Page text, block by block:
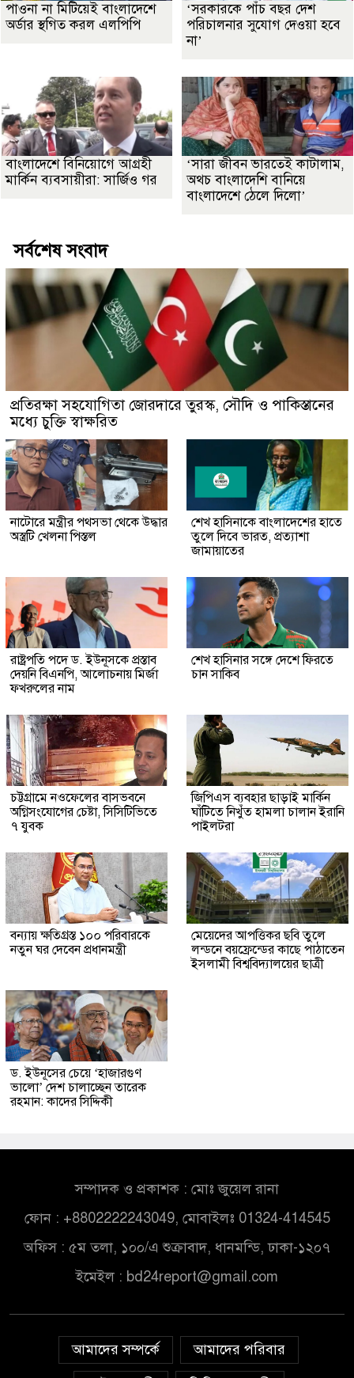
পাওনা না মিটিয়েই বাংলাদেশে
অর্ডার স্থগিত করল এলপিপি
‘সরকারকে পাঁচ বছর দেশ
পরিচালনার সুযোগ দেওয়া হবে
না’
বাংলাদেশে বিনিয়োগে আগ্রহী
মার্কিন ব্যবসায়ীরা: সার্জিও গর
‘সারা জীবন ভারতেই কাটালাম,
অথচ বাংলাদেশি বানিয়ে
বাংলাদেশে ঠেলে দিলো’
সর্বশেষ সংবাদ
প্রতিরক্ষা সহযোগিতা জোরদারে তুরস্ক, সৌদি ও পাকিস্তানের
মধ্যে চুক্তি স্বাক্ষরিত
নাটোরে মন্ত্রীর পথসভা থেকে উদ্ধার
অস্ত্রটি খেলনা পিস্তল
শেখ হাসিনাকে বাংলাদেশের হাতে
তুলে দিবে ভারত, প্রত্যাশা
জামায়াতের
রাষ্ট্রপতি পদে ড. ইউনূসকে প্রস্তাব
দেয়নি বিএনপি, আলোচনায় মির্জা
ফখরুলের নাম
শেখ হাসিনার সঙ্গে দেশে ফিরতে
চান সাকিব
চট্টগ্রামে নওফেলের বাসভবনে
অগ্নিসংযোগের চেষ্টা, সিসিটিভিতে
৭ যুবক
জিপিএস ব্যবহার ছাড়াই মার্কিন
ঘাঁটিতে নিখুঁত হামলা চালান ইরানি
পাইলটরা
বন্যায় ক্ষতিগ্রস্ত ১০০ পরিবারকে
নতুন ঘর দেবেন প্রধানমন্ত্রী
মেয়েদের আপত্তিকর ছবি তুলে
লন্ডনে বয়ফ্রেন্ডের কাছে পাঠাতেন
ইসলামী বিশ্ববিদ্যালয়ের ছাত্রী
ড. ইউনূসের চেয়ে ‘হাজারগুণ
ভালো’ দেশ চালাচ্ছেন তারেক
রহমান: কাদের সিদ্দিকী
সম্পাদক ও প্রকাশক : মোঃ জুয়েল রানা
ফোন : +8802222243049, মোবাইলঃ 01324-414545
অফিস : ৫ম তলা, ১০০/এ শুক্রাবাদ, ধানমন্ডি, ঢাকা-১২০৭
ইমেইল : bd24report@gmail.com
আমাদের সম্পর্কে
আমাদের পরিবার